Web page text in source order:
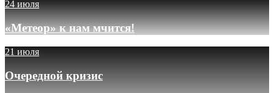
24 июля
«Метеор» к нам мчится!
21 июля
Очередной кризис